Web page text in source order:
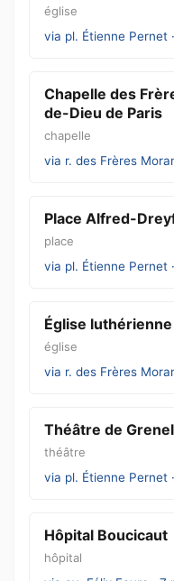
église
via pl. Étienne Pernet
Chapelle des
de-Dieu de Paris
chapelle
via r. des Frères
Place Alfred-
place
via pl. Étienne Pernet
Église
église
via r. des Frères
Théâtre de
théâtre
via pl. Étienne Pernet
Hôpital Boucicaut
hôpital